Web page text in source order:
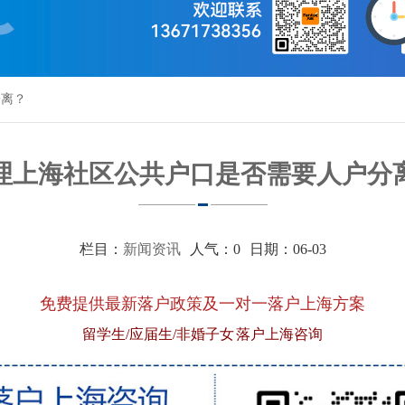
？
上海社区公共户口是否需要人户分
栏目： 新闻资讯人气： 0日期：06-03
免费提供最新落户政策及一对一落户上海方案
留学生/应届生/非婚子女 落户上海咨询